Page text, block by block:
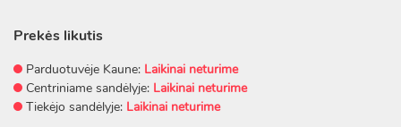
Prekės likutis
Parduotuvėje Kaune: Laikinai neturime
Centriniame sandėlyje: Laikinai neturime
Tiekėjo sandėlyje: Laikinai neturime